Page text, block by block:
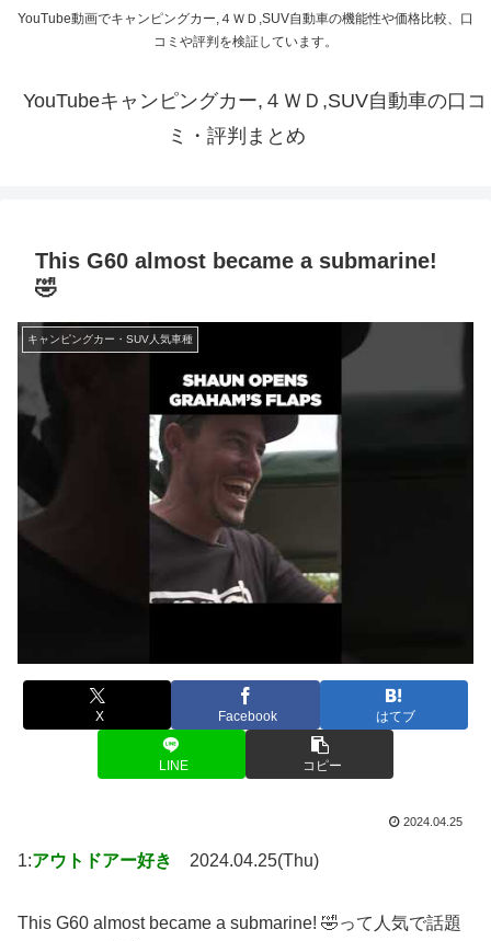
YouTube動画でキャンピングカー,４ＷＤ,SUV自動車の機能性や価格比較、口
コミや評判を検証しています。
YouTubeキャンピングカー,４ＷＤ,SUV自動車の口コ
ミ・評判まとめ
This G60 almost became a submarine!
🤣
キャンピングカー・SUV人気車種
X Facebook はてブ
LINE コピー
2024.04.25
1:アウトドアー好き 2024.04.25(Thu)
This G60 almost became a submarine! 🤣って人気で話題